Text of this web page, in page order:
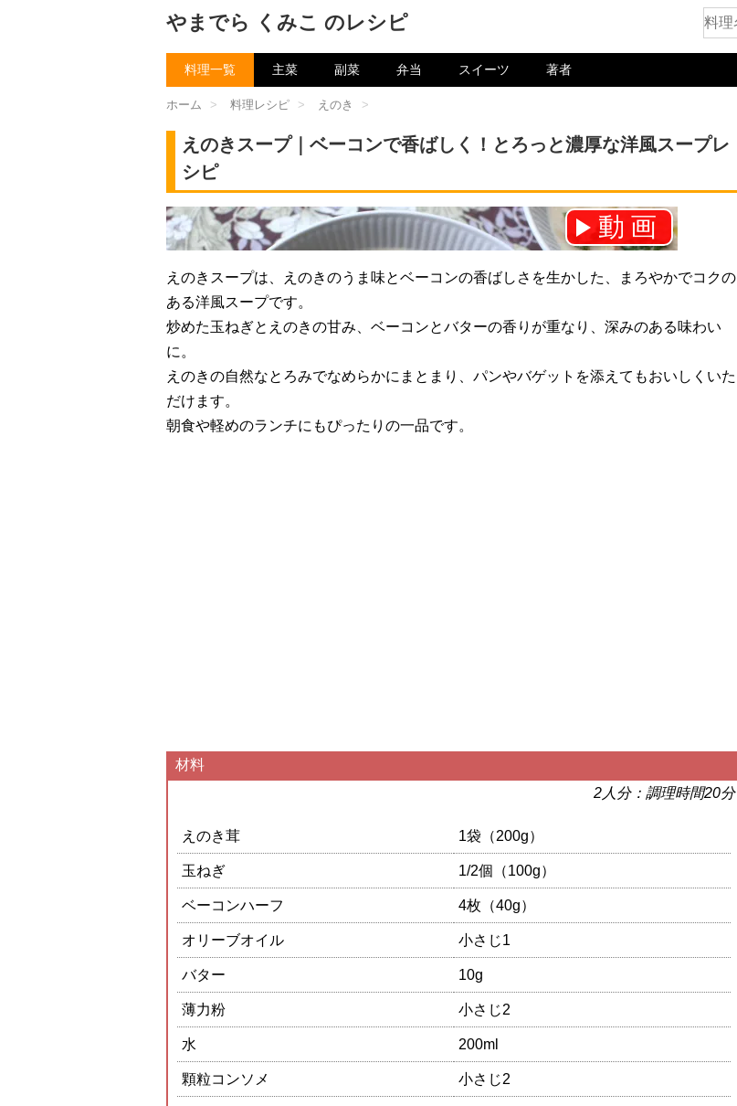
やまでら くみこ のレシピ
料理一覧 主菜 副菜 弁当 スイーツ 著者
ホーム > 料理レシピ > えのき >
えのきスープ｜ベーコンで香ばしく！とろっと濃厚な洋風スープレ
シピ
動画
チャンネル登録をお願いします！⇒
えのきスープは、えのきのうま味とベーコンの香ばしさを生かした、まろやかでコクの
ある洋風スープです。
炒めた玉ねぎとえのきの甘み、ベーコンとバターの香りが重なり、深みのある味わい
に。
えのきの自然なとろみでなめらかにまとまり、パンやバゲットを添えてもおいしくいた
だけます。
朝食や軽めのランチにもぴったりの一品です。
材料
2人分：調理時間20分
えのき茸 1袋（200g）
玉ねぎ 1/2個（100g）
ベーコンハーフ 4枚（40g）
オリーブオイル 小さじ1
バター 10g
薄力粉 小さじ2
水 200ml
顆粒コンソメ 小さじ2